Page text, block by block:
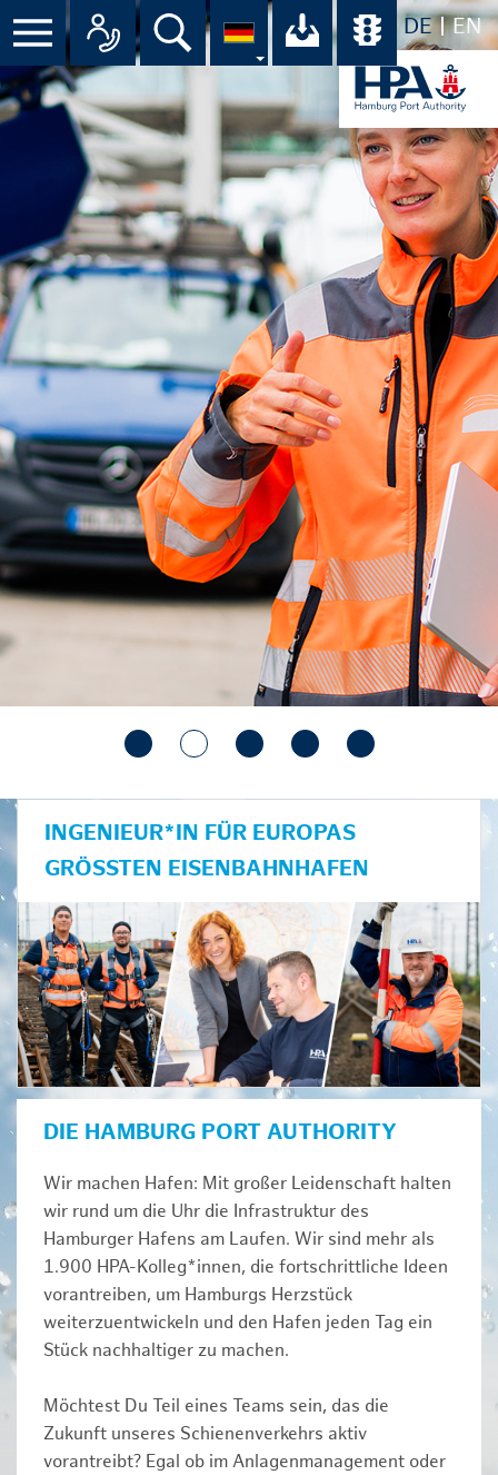
DE EN
Suche Ihr Download-
INGENIEUR*IN FÜR EUROPAS
GRÖSSTEN EISENBAHNHAFEN
DIE HAMBURG PORT AUTHORITY
Wir machen Hafen: Mit großer Leidenschaft halten
wir rund um die Uhr die Infrastruktur des
Hamburger Hafens am Laufen. Wir sind mehr als
1.900 HPA-Kolleg*innen, die fortschrittliche Ideen
vorantreiben, um Hamburgs Herzstück
weiterzuentwickeln und den Hafen jeden Tag ein
Stück nachhaltiger zu machen.
Möchtest Du Teil eines Teams sein, das die
Zukunft unseres Schienenverkehrs aktiv
vorantreibt? Egal ob im Anlagenmanagement oder